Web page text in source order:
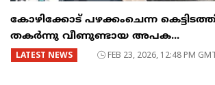
കോഴിക്കോട് പഴക്കംചെന്ന
തകർന്നു വീണുണ്ടായ അപക...
LATEST NEWS FEB 23, 2026, 12:48 PM